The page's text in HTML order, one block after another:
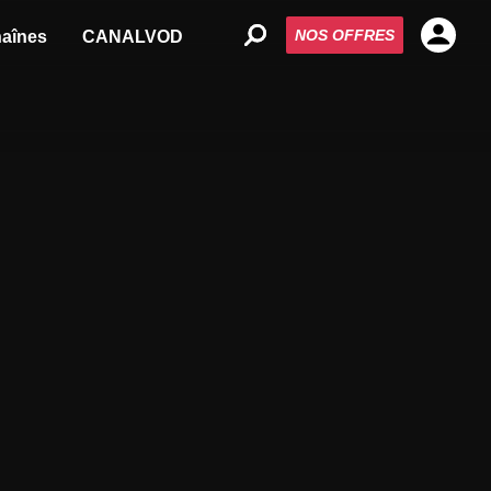
CANALVOD NOS OFFRES